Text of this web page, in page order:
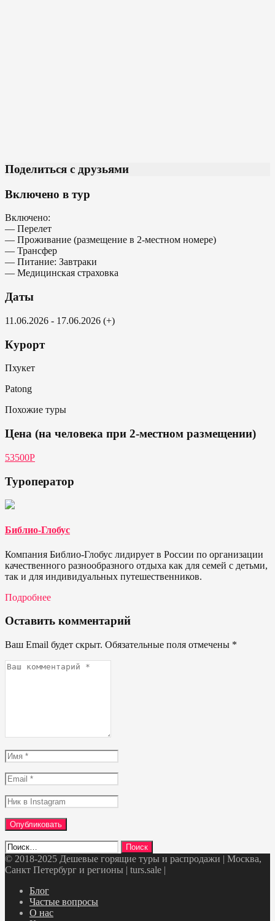
Поделиться с друзьями
Включено в тур
Включено:
— Перелет
— Проживание (размещение в 2-местном номере)
— Трансфер
— Питание: Завтраки
— Медицинская страховка
Даты
11.06.2026 - 17.06.2026 (+)
Курорт
Пхукет
Patong
Похожие туры
Цена (на человека при 2-местном размещении)
53500P
Туроператор
Библио-Глобус
Компания Библио-Глобус лидирует в России по организации
качественного разнообразного отдыха как для семей с детьми,
так и для индивидуальных путешественников.
Подробнее
Оставить комментарий
Ваш Email будет скрыт. Обязательные поля отмечены *
Ваш
Имя
*
Email
*
Ник
в
Instagram
Найти:
© 2018-2025 Дешевые горящие туры и распродажи | Москва,
Санкт Петербург и регионы | turs.sale |
Блог
Частые вопросы
О нас